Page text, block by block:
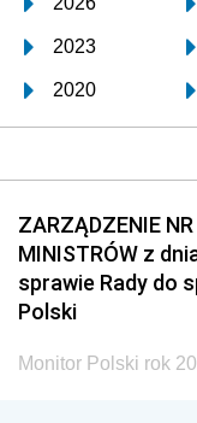
2023
2020
2017
2014
2011
2008
2005
ZARZĄDZENIE
MINISTRÓW z
sprawie Rady do
Polski
Monitor Polski rok